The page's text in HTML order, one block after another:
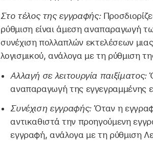
Στο τέλος της εγγραφής:
ρύθμιση είναι άμεση αναπαραγωγή
συνέχιση πολλαπλών εκτελέσεων
λογισμικού, ανάλογα με τη ρύθμιση
Αλλαγή σε λειτουργία παιξίματος:
αναπαραγωγή της εγγεγραμμένης
Συνέχιση εγγραφής:Όταν η
αντικαθιστά την προηγούμενη
εγγραφή, ανάλογα με τη ρύθμιση